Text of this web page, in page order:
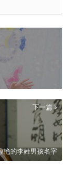
下一篇
艳的李姓男孩名字